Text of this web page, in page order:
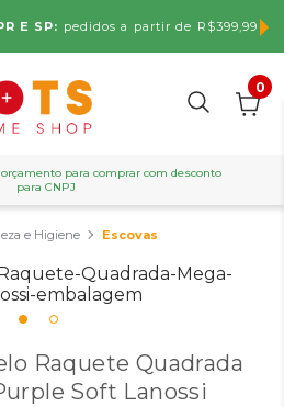
no carrinho e ganhe 5% OFF
primeira compra. Não cumulativa.
0
para comprar com desconto
para CNPJ
e Higiene Escovas
Raquete Quadrada
Soft Lanossi